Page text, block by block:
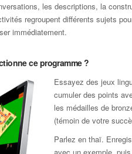
les descriptions, la
regroupent différents sujets
immédiatement.
ce programme ?
Essayez des jeux
cumuler des points
les médailles de
(témoin de votre
Parlez en thaï.